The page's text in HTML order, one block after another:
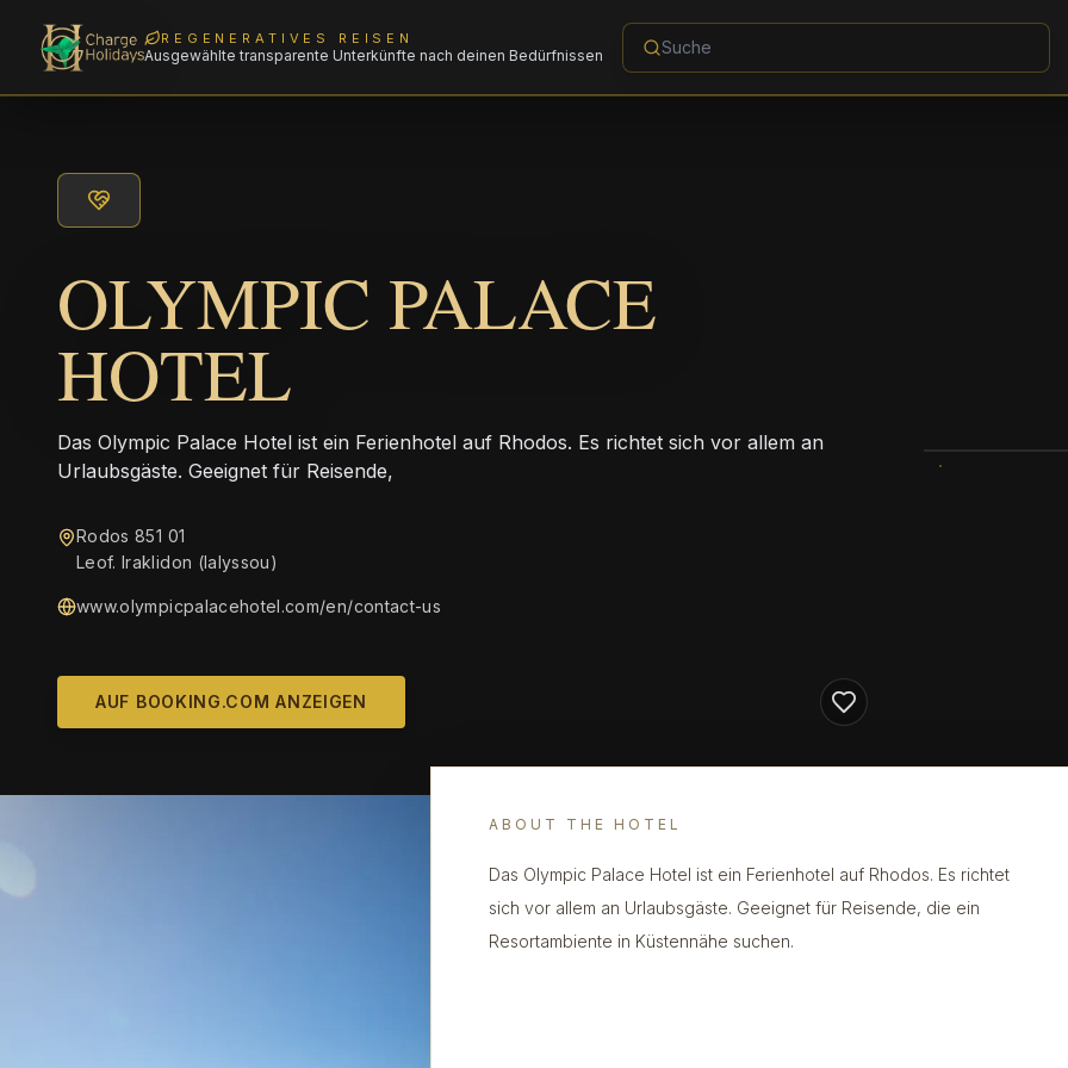
REGENERATIVES REISEN
Ausgewählte transparente Unterkünfte nach deinen Bedürfnissen
OLYMPIC PALACE
HOTEL
Das Olympic Palace Hotel ist ein Ferienhotel auf Rhodos. Es richtet sich vor allem an
Urlaubsgäste. Geeignet für Reisende,
Rodos 851 01
Leof. Iraklidon (Ialyssou)
www.olympicpalacehotel.com/en/contact-us
AUF BOOKING.COM ANZEIGEN
ABOUT THE HOTEL
Das Olympic Palace Hotel ist ein Ferienhotel auf Rhodos. Es richtet
sich vor allem an Urlaubsgäste. Geeignet für Reisende, die ein
Resortambiente in Küstennähe suchen.